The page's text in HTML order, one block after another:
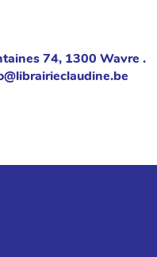
74, 1300 Wavre .